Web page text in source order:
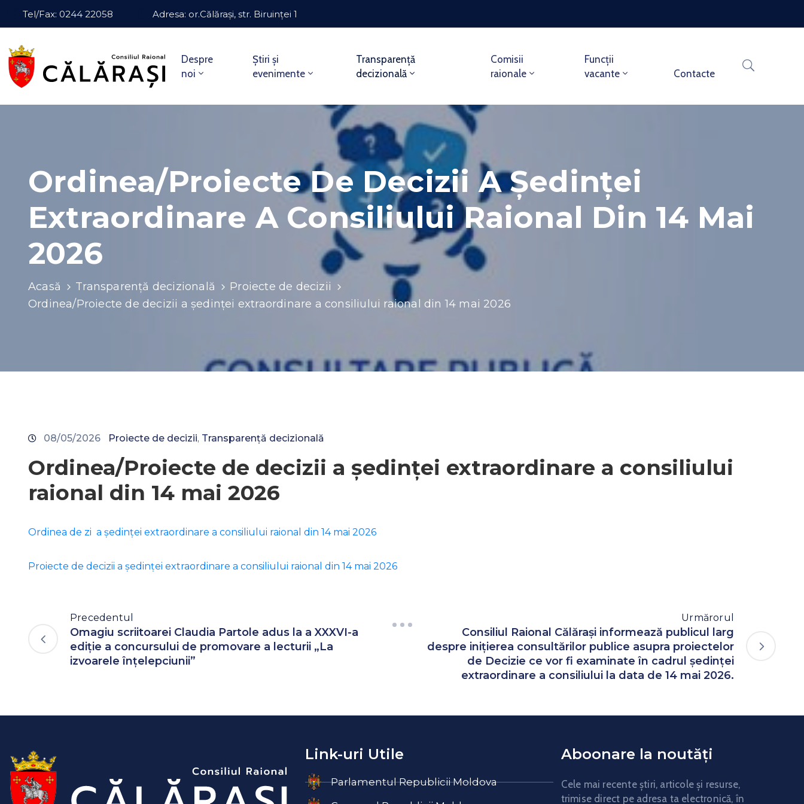
Tel/Fax: 0244 22058 Adresa: or.Călărași, str. Biruinței 1
Despre
noi
Știri și
evenimente
Transparență
decizională
Comisii
raionale
Funcții
vacante
Contacte
Ordinea/Proiecte De Decizii A Ședinței
Extraordinare A Consiliului Raional Din 14 Mai
2026
Acasă Transparență decizională
Proiecte de decizii
Ordinea/Proiecte de decizii a ședinței extraordinare a consiliului raional din 14 mai 2026
08/05/2026 Proiecte de decizii‚ Transparență decizională
Ordinea/Proiecte de decizii a ședinței extraordinare a consiliului
raional din 14 mai 2026
Ordinea de zi a ședinței extraordinare a consiliului raional din 14 mai 2026
Proiecte de decizii a ședinței extraordinare a consiliului raional din 14 mai 2026
Precedentul
Omagiu scriitoarei Claudia Partole adus la a XXXVI-a
ediție a concursului de promovare a lecturii „La
izvoarele înțelepciunii”
Urmărorul
Consiliul Raional Călăraşi informează publicul larg
despre inițierea consultărilor publice asupra proiectelor
de Decizie ce vor fi examinate în cadrul ședinței
extraordinare a consiliului la data de 14 mai 2026.
Link-uri Utile
Parlamentul Republicii Moldova
Aboonare la noutăți
Cele mai recente știri, articole și resurse,
trimise direct pe adresa ta electronică, în